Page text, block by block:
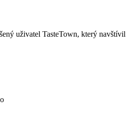
uživatel TasteTown, který navštívil